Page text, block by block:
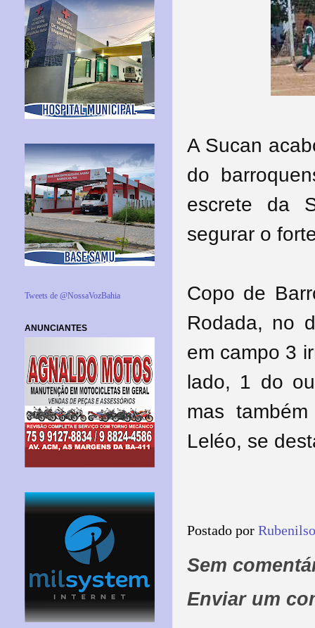
A Sucan
do
escrete da
segurar o
Copo de
Rodada, no
em campo 3
lado, 1 do
mas
Leléo, se
Postado por
Sem
Enviar um
Tweets de @NossaVozBahia
ANUNCIANTES